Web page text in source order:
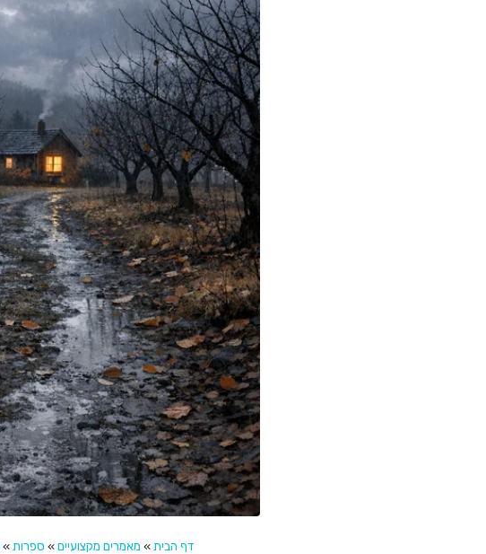
דף הבית » מאמרים מקצועיים» ספרות »